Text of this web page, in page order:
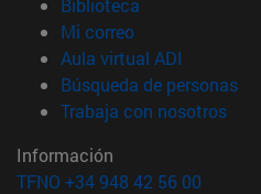
Mi correo(abre en nueva
Aula virtual ADI
Búsqueda de personas
Trabaja con nosotros
Información
TFNO +34 948 42 56 00